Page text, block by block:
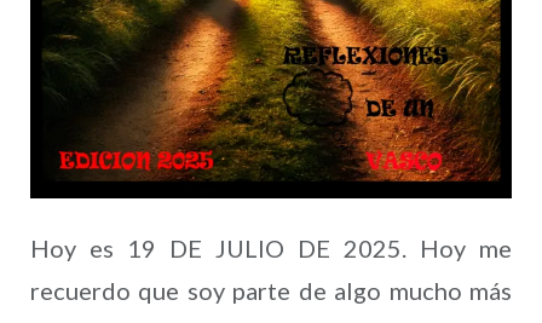
Hoy es 19 DE JULIO DE 2025. Hoy me
recuerdo que soy parte de algo mucho más